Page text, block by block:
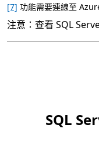
[7] 功能需要連線至
注意：查看 SQL
SQL